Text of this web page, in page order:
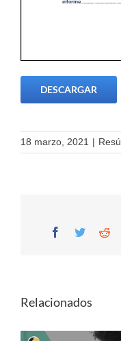
DESCARGAR
18 marzo, 2021 |
Facebook
Twitter
Relacionados